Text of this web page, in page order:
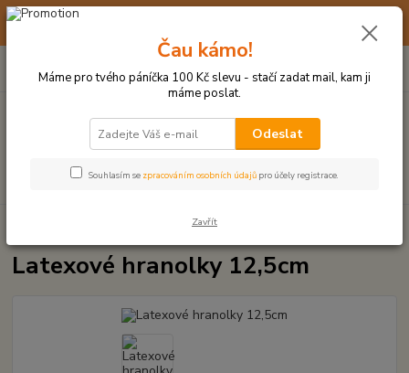
☀️ 10. - 14. SRPNA 2026 MÁME DOVOLENOU ☀️ OBJEDNÁVKY
Hledat
po–pá: 9–17 hod.
za0 Kč
Latexové hranolky 12,5cm
Latexové hranolky 12,5cm
Čau kámo!
Máme pro tvého páníčka 100 Kč slevu - stačí zadat mail, kam ji
máme poslat.
Odeslat
Souhlasím se zpracováním osobních údajů pro účely registrace.
Zavřít